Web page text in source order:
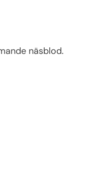
näsblod.